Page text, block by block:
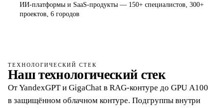
ИИ-платформы и SaaS-продукты — 150+ специалистов, 300+
проектов, 6 городов
ТЕХНОЛОГИЧЕСКИЙ СТЕК
Наш технологический стек
От YandexGPT и GigaChat в RAG-контуре до GPU A100
в защищённом облачном контуре. Подгруппы внутри